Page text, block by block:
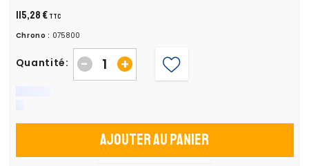
115,28 € TTC
Chrono : 075800
Quantité: +
-
Ajouter au panier